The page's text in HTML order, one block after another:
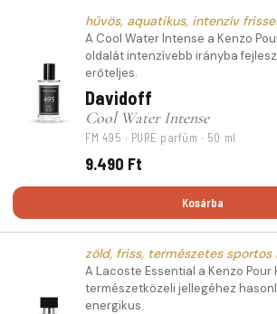
hűvös, aquatikus, intenzív
A Cool Water Intense a Kenzo
oldalát intenzívebb irányba
erőteljes.
Davidoff
Cool Water Intense
FM 495 · PURE parfüm · 50 ml
9.490 Ft
Kosárba
zöld, friss, természetes sportos
A Lacoste Essential a Kenzo Pour
természetközeli jellegéhez
energikus.